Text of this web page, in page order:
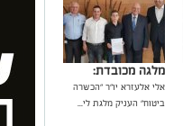
מלגה מכובדת:
אלי אלעזרא יו"ר "הכשרה
ביטוח" העניק מלגת לי...